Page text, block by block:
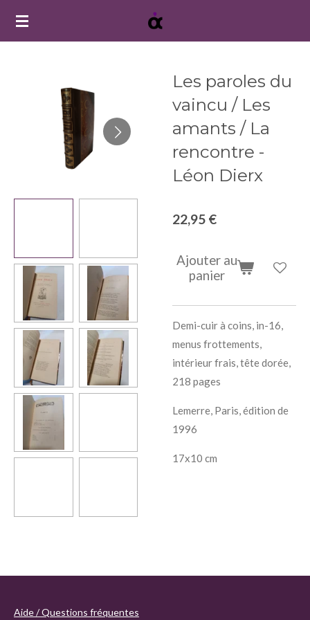
Passer
Les paroles du
vaincu / Les
amants / La
rencontre -
Léon Dierx
22,95 €
Ajouter au
panier
Demi-cuir à coins, in-16,
menus frottements,
intérieur frais, tête dorée,
218 pages
Lemerre, Paris, édition de
1996
17x10 cm
Aide / Questions fréquentes